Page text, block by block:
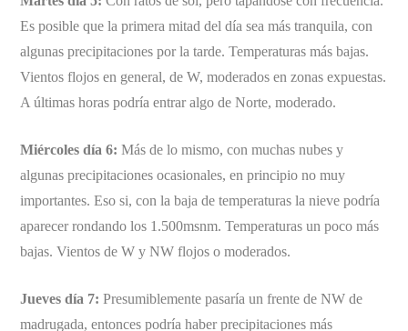
Es posible que la primera mitad del día sea más tranquila, con
algunas precipitaciones por la tarde. Temperaturas más bajas.
Vientos flojos en general, de W, moderados en zonas expuestas.
A últimas horas podría entrar algo de Norte, moderado.
Miércoles día 6: Más de lo mismo, con muchas nubes y
algunas precipitaciones ocasionales, en principio no muy
importantes. Eso si, con la baja de temperaturas la nieve podría
aparecer rondando los 1.500msnm. Temperaturas un poco más
bajas. Vientos de W y NW flojos o moderados.
Jueves día 7: Presumiblemente pasaría un frente de NW de
madrugada, entonces podría haber precipitaciones más